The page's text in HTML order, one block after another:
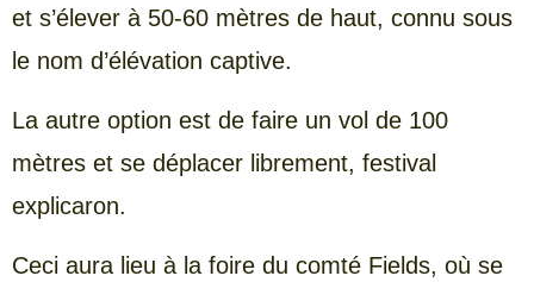
et s’élever à 50-60 mètres de haut, connu sous
le nom d’élévation captive.
La autre option est de faire un vol de 100
mètres et se déplacer librement, festival
explicaron.
Ceci aura lieu à la foire du comté Fields, où se